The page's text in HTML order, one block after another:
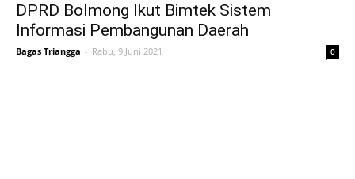
DPRD Bolmong Ikut Bimtek Sistem
Informasi Pembangunan Daerah
Bagas Triangga - Rabu, 9 Juni 2021 0